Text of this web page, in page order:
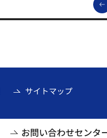
サイトマップ
お問い合わせセンタ